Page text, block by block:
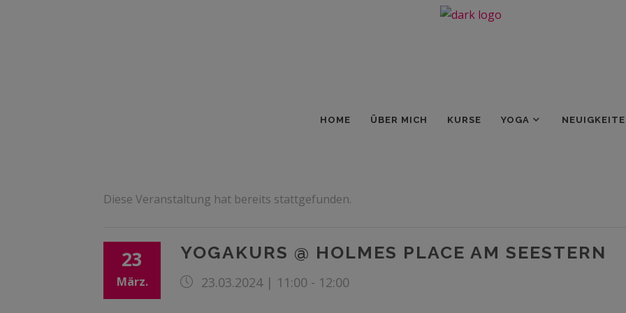
HOME ÜBER MICH KURSE YOGA
Diese Veranstaltung hat bereits stattgefunden.
23
März.
YOGAKURS @ HOLMES PLACE AM SEESTERN
23.03.2024 | 11:00 - 12:00